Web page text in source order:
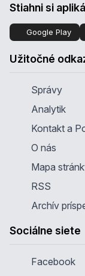
Stiahni si
Google Play
Užitočné
Správy
Analytik
Kontakt a
O nás
Mapa
RSS
Archív
Sociálne siete
Facebook